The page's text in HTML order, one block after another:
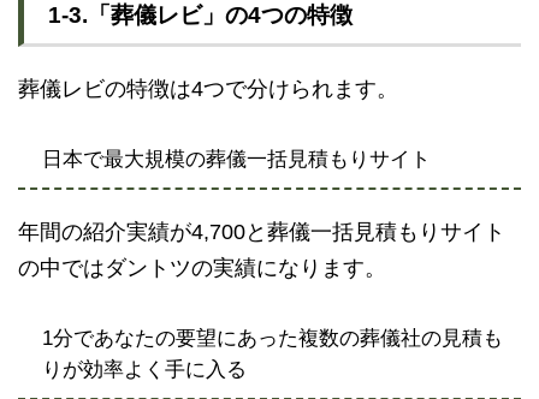
1-3.「葬儀レビ」の4つの特徴
葬儀レビの特徴は4つで分けられます。
日本で最大規模の葬儀一括見積もりサイト
年間の紹介実績が4,700と葬儀一括見積もりサイト
の中ではダントツの実績になります。
1分であなたの要望にあった複数の葬儀社の見積も
りが効率よく手に入る